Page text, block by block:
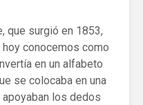
que surgió en 1853,
conocemos como
en un alfabeto
se colocaba en una
los dedos